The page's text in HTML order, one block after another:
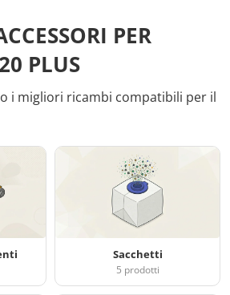
PER
PLUS
i migliori ricambi compatibili per il
Sacchetti
5 prodotti